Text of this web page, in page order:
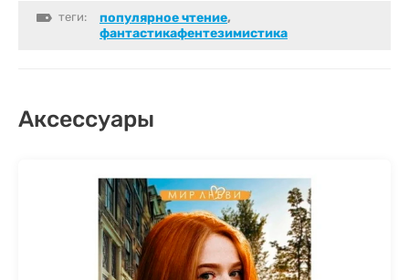
теги: популярное чтение,
фантастикафентезимистика
Аксессуары